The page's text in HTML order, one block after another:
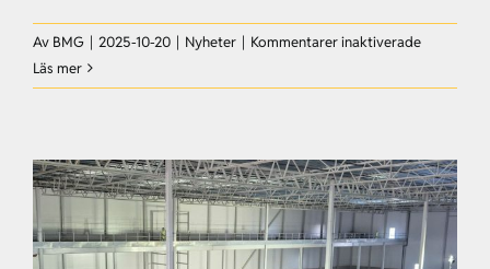
Kontakt
Av BMG | 2025-10-20 | Nyheter | Kommentarer inaktiveradeför
gjuter
i
Danmark
Läs mer